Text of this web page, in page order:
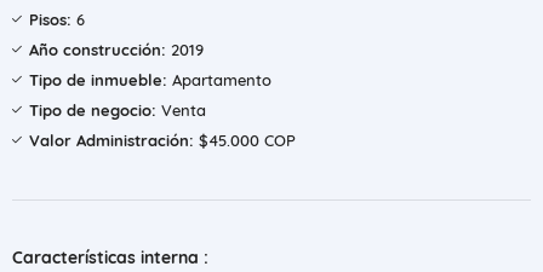
Pisos: 6
Año construcción: 2019
Tipo de inmueble: Apartamento
Tipo de negocio: Venta
Valor Administración: $45.000 COP
Características interna :